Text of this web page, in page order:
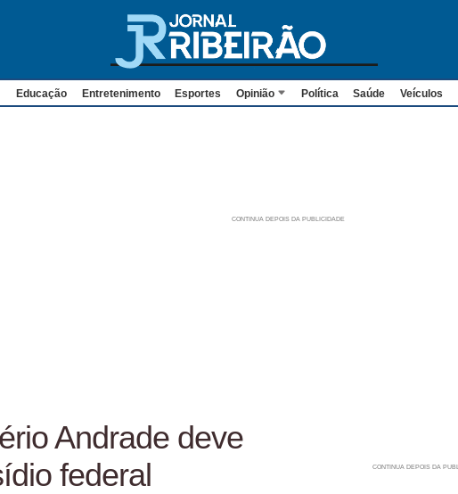
Educação Entretenimento Esportes Opinião Política Saúde Veículos
Andrade deve
federal